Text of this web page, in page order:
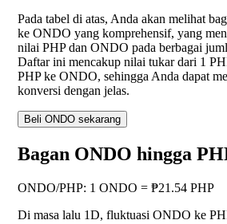
Pada tabel di atas, Anda akan melihat
ke ONDO yang komprehensif, yang
nilai PHP dan ONDO pada berbagai
Daftar ini mencakup nilai tukar dari 1
PHP ke ONDO, sehingga Anda dapat
konversi dengan jelas.
Beli ONDO sekarang
Bagan ONDO hingga
ONDO/PHP: 1 ONDO = ₱21.54 PHP
Di masa lalu 1D, fluktuasi ONDO ke